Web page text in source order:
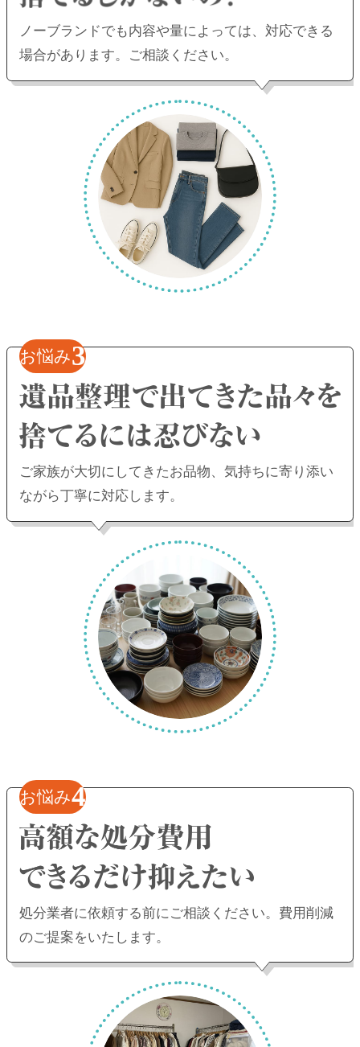
ノーブランドでも内容や量によっては、対応できる
場合があります。ご相談ください。
お悩み3
ご家族が大切にしてきたお品物、気持ちに寄り添い
ながら丁寧に対応します。
お悩み4
処分業者に依頼する前にご相談ください。 費用削減
のご提案をいたします。